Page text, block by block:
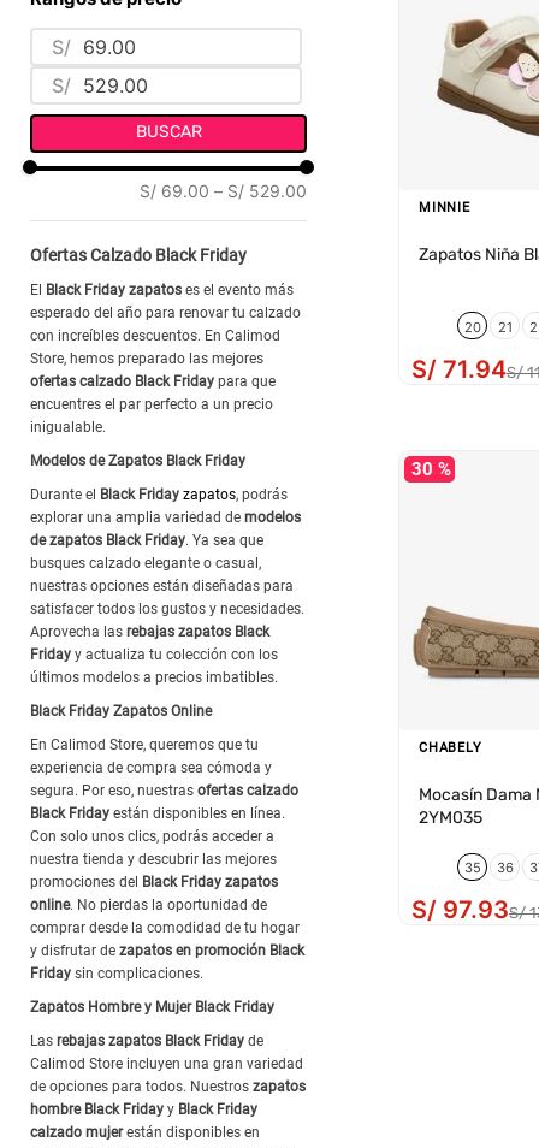
CUERO MATE (2)
CUERO NAPA (27)
CUERO NOBUCK (1)
SINTÉTICO (28)
EVA (10 )
HTPU
3)
MICROESPANSOR (1)
PU (21)
SUELA CON INSERTO (10)
TPR (8)
TACO CUÑA (2)
TACO REDONDO (2)
S/
S/
BUSCAR
S/ 69.00 – S/ 529.00
Ofertas Calzado Black Friday
El Black Friday zapatos es el evento más
esperado del año para renovar tu calzado
con increíbles descuentos. En Calimod
Store, hemos preparado las mejores
ofertas calzado Black Friday para que
encuentres el par perfecto a un precio
inigualable.
Modelos de Zapatos Black Friday
Durante el Black Friday zapatos, podrás
explorar una amplia variedad de modelos
de zapatos Black Friday. Ya sea que
busques calzado elegante o casual,
nuestras opciones están diseñadas para
satisfacer todos los gustos y necesidades.
Aprovecha las rebajas zapatos Black
Friday y actualiza tu colección con los
últimos modelos a precios imbatibles.
Black Friday Zapatos Online
En Calimod Store, queremos que tu
experiencia de compra sea cómoda y
segura. Por eso, nuestras ofertas calzado
Black Friday están disponibles en línea.
Con solo unos clics, podrás acceder a
nuestra tienda y descubrir las mejores
promociones del Black Friday zapatos
online. No pierdas la oportunidad de
comprar desde la comodidad de tu hogar
y disfrutar de zapatos en promoción Black
Friday sin complicaciones.
Zapatos Hombre y Mujer Black Friday
Las rebajas zapatos Black Friday de
Calimod Store incluyen una gran variedad
de opciones para todos. Nuestros zapatos
hombre Black Friday y Black Friday
calzado mujerestán disponibles en
MINNIE
Zapatos Niña
20 21
S/ 71.94S/
30 %
CHABELY
Mocasín Dama
2YM035
35 36
S/ 97.93S/